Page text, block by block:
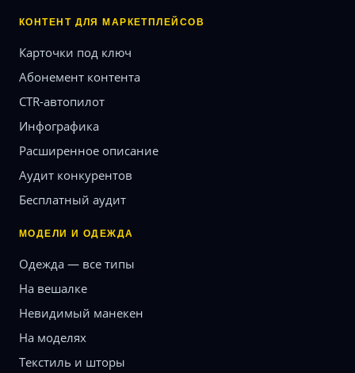
КОНТЕНТ ДЛЯ МАРКЕТПЛЕЙСОВ
Карточки под ключ
Абонемент контента
CTR-автопилот
Инфографика
Расширенное описание
Аудит конкурентов
Бесплатный аудит
МОДЕЛИ И ОДЕЖДА
Одежда — все типы
На вешалке
Невидимый манекен
На моделях
Текстиль и шторы